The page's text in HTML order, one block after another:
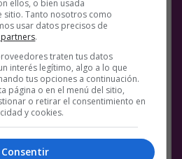
ellos, o bien usada
sitio. Tanto nosotros como
usar datos precisos de
.
traten tus datos
interés legítimo, algo a lo que
tus opciones a continuación.
página o en el menú del sitio,
o retirar el consentimiento en
y cookies.
Consentir